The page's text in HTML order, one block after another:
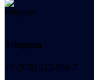
Telegram
+7 (978) 515-999-7